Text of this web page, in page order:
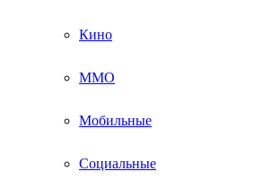
Кино
ММО
Мобильные
Социальные